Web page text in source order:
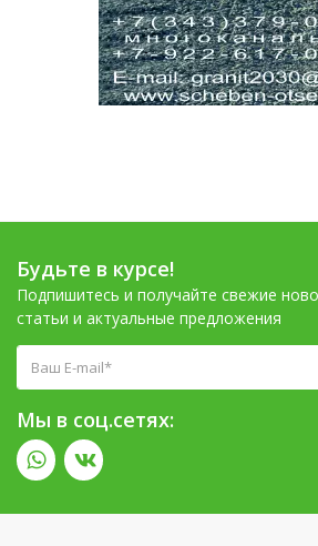
Будьте в курсе!
Подпишитесь и получайте свежие
статьи и актуальные предложения
Мы в соц.сетях: